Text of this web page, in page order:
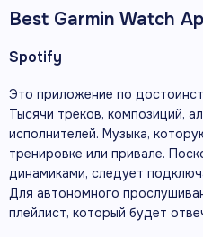
Best Garmin Watch
Spotify
Это приложение по
Тысячи треков, композиций,
исполнителей. Музыка,
тренировке или привале.
динамиками, следует
Для автономного
плейлист, который будет